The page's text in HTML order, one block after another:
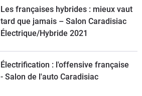
Les françaises hybrides : mieux vaut
tard que jamais – Salon Caradisiac
Électrique/Hybride 2021
Électrification : l'offensive française
- Salon de l'auto Caradisiac